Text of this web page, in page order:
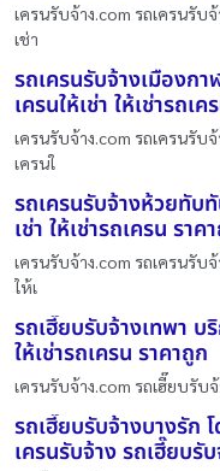
เครนรับจ้าง.com รถเครนรับ
เช่า
รถเครนรับจ้างเมืองก
เครนให้เช่า ให้เช่ารถเ
เครนรับจ้าง.com รถเครนรับ
เครนใ
รถเครนรับจ้างห้วยทับ
เช่า ให้เช่ารถเครน ราค
เครนรับจ้าง.com รถเครนรับ
ให้เ
รถเฮี๊ยบรับจ้างเทพา บ
ให้เช่ารถเครน ราคาถูก
เครนรับจ้าง.com รถเฮี๊ยบรับ
รถเฮี๊ยบรับจ้างบางรัก
เครนรับจ้าง รถเฮี๊ยบรั